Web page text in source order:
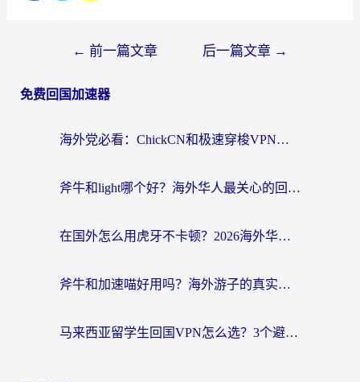
← 前一篇文章 后一篇文章 →
免费回国加速器
海外党必看：ChickCN和极速穿梭VPN好用吗？3招教你选对回国加速器无缝刷国内资源
斧牛和light哪个好？海外华人最关心的回国加速器选择难题，一篇讲透
在国外怎么用虎牙不卡顿？2026海外华人亲测有效的回国加速器选择指南
斧牛和加速喵好用吗？海外游子的真实选择困境
马来西亚留学生回国VPN怎么选？3个避坑点+1款实测好用的加速器推荐